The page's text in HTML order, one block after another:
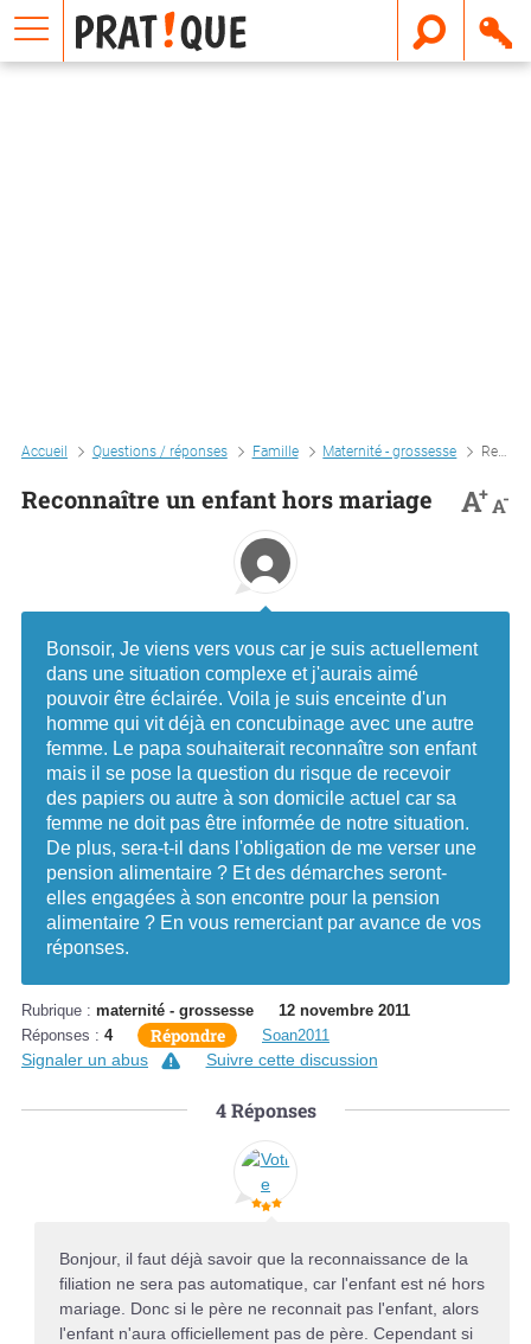
Accueil Questions / réponses Famille Maternité - grossesse Reconnaître un enfant hors mariage
Reconnaître un enfant hors mariage A+A-
Bonsoir, Je viens vers vous car je suis actuellement
dans une situation complexe et j'aurais aimé
pouvoir être éclairée. Voila je suis enceinte d'un
homme qui vit déjà en concubinage avec une autre
femme. Le papa souhaiterait reconnaître son enfant
mais il se pose la question du risque de recevoir
des papiers ou autre à son domicile actuel car sa
femme ne doit pas être informée de notre situation.
De plus, sera-t-il dans l'obligation de me verser une
pension alimentaire ? Et des démarches seront-
elles engagées à son encontre pour la pension
alimentaire ? En vous remerciant par avance de vos
réponses.
Rubrique : maternité - grossesse
12 novembre 2011
Réponses : 4 Répondre Soan2011
Signaler un abus Suivre cette discussion
4Réponses
Bonjour, il faut déjà savoir que la reconnaissance de la
filiation ne sera pas automatique, car l'enfant est né hors
mariage. Donc si le père ne reconnait pas l'enfant, alors
l'enfant n'aura officiellement pas de père. Cependant si
E
m
a